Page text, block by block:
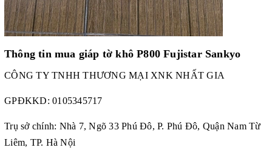
Thông tin mua giáp tờ khô P800 Fujistar Sankyo
CÔNG TY TNHH THƯƠNG MẠI XNK NHẤT GIA
GPĐKKD: 0105345717
Trụ sở chính: Nhà 7, Ngõ 33 Phú Đô, P. Phú Đô, Quận Nam Từ
Liêm, TP. Hà Nội